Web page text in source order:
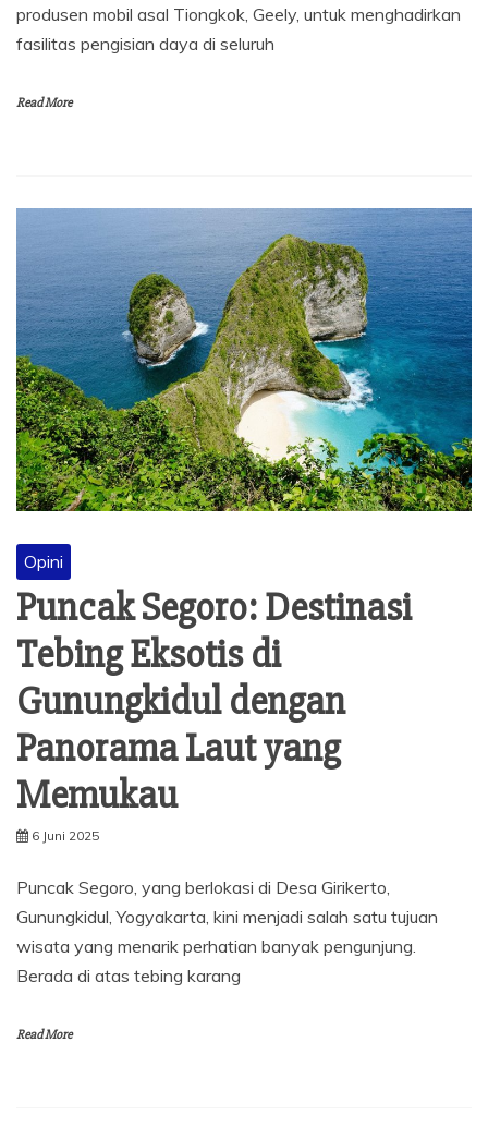
produsen mobil asal Tiongkok, Geely, untuk menghadirkan
fasilitas pengisian daya di seluruh
Read More
Opini
Puncak Segoro: Destinasi
Tebing Eksotis di
Gunungkidul dengan
Panorama Laut yang
Memukau
6 Juni 2025
Puncak Segoro, yang berlokasi di Desa Girikerto,
Gunungkidul, Yogyakarta, kini menjadi salah satu tujuan
wisata yang menarik perhatian banyak pengunjung.
Berada di atas tebing karang
Read More